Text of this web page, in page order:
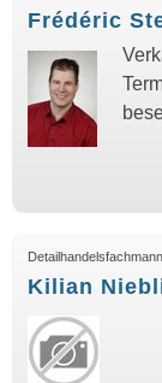
Frédéric
Detailhandelsfachmann
Kilian